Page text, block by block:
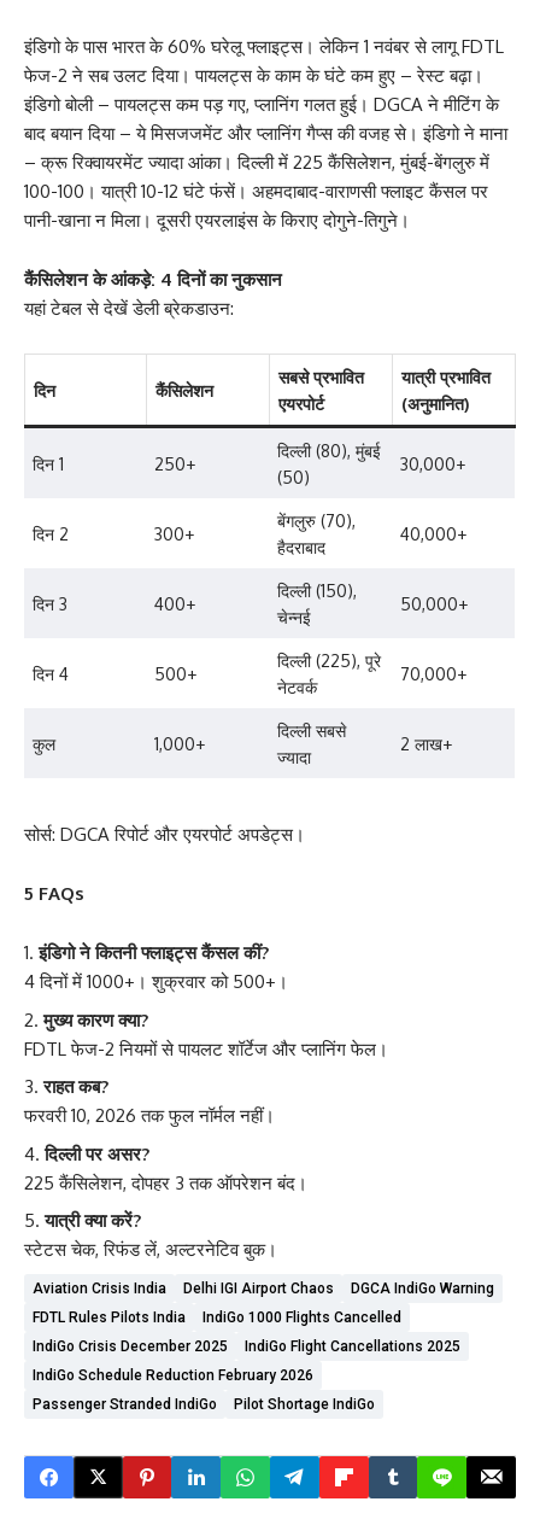
इंडिगो के पास भारत के 60% घरेलू फ्लाइट्स। लेकिन 1 नवंबर से लागू FDTL
फेज-2 ने सब उलट दिया। पायलट्स के काम के घंटे कम हुए – रेस्ट बढ़ा।
इंडिगो बोली – पायलट्स कम पड़ गए, प्लानिंग गलत हुई। DGCA ने मीटिंग के
बाद बयान दिया – ये मिसजजमेंट और प्लानिंग गैप्स की वजह से। इंडिगो ने माना
– क्रू रिक्वायरमेंट ज्यादा आंका। दिल्ली में 225 कैंसिलेशन, मुंबई-बेंगलुरु में
100-100। यात्री 10-12 घंटे फंसें। अहमदाबाद-वाराणसी फ्लाइट कैंसल पर
पानी-खाना न मिला। दूसरी एयरलाइंस के किराए दोगुने-तिगुने।
कैंसिलेशन के आंकड़े: 4 दिनों का नुकसान
यहां टेबल से देखें डेली ब्रेकडाउन:
दिन कैंसिलेशन
सबसे प्रभावित
एयरपोर्ट
यात्री प्रभावित
(अनुमानित)
दिन 1 250+
दिल्ली (80), मुंबई
(50)
30,000+
दिन 2 300+
बेंगलुरु (70),
हैदराबाद
40,000+
दिन 3 400+
दिल्ली (150),
चेन्नई
50,000+
दिन 4 500+
दिल्ली (225), पूरे
नेटवर्क
70,000+
कुल 1,000+
दिल्ली सबसे
ज्यादा
2 लाख+
सोर्स: DGCA रिपोर्ट और एयरपोर्ट अपडेट्स।
5 FAQs
इंडिगो ने कितनी फ्लाइट्स कैंसल कीं?
4 दिनों में 1000+। शुक्रवार को 500+।
मुख्य कारण क्या?
FDTL फेज-2 नियमों से पायलट शॉर्टेज और प्लानिंग फेल।
राहत कब?
फरवरी 10, 2026 तक फुल नॉर्मल नहीं।
दिल्ली पर असर?
225 कैंसिलेशन, दोपहर 3 तक ऑपरेशन बंद।
यात्री क्या करें?
स्टेटस चेक, रिफंड लें, अल्टरनेटिव बुक।
Aviation Crisis India Delhi IGI Airport Chaos
DGCA IndiGo Warning
FDTL Rules Pilots India
IndiGo 1000 Flights Cancelled
IndiGo Crisis December 2025
IndiGo Flight Cancellations 2025
IndiGo Schedule Reduction February 2026
Passenger Stranded IndiGo
Pilot Shortage IndiGo